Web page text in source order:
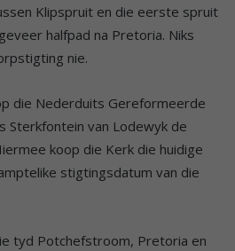
Klipspruit en die eerste spruit
halfpad na Pretoria. Niks
nie.
die Nederduits Gereformeerde
Sterkfontein van Lodewyk de
koop die Kerk die huidige
stigtingsdatum van die
tyd Potchefstroom, Pretoria en